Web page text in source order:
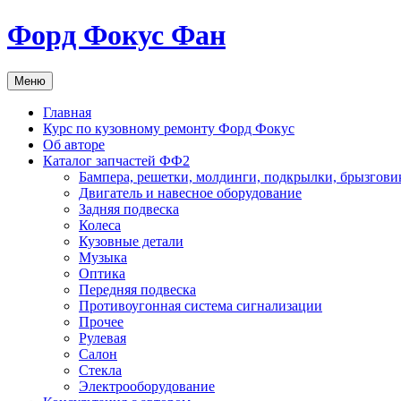
Перейти
к
Форд Фокус Фан
Меню
Главная
Курс по кузовному ремонту Форд Фокус
Об авторе
Каталог запчастей ФФ2
Бампера, решетки, молдинги, подкрылки,
Двигатель и навесное оборудование
Задняя подвеска
Колеса
Кузовные детали
Музыка
Оптика
Передняя подвеска
Противоугонная система сигнализации
Прочее
Рулевая
Салон
Стекла
Электрооборудование